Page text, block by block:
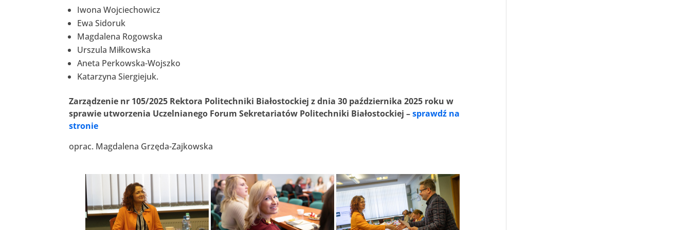
Iwona Wojciechowicz
Ewa Sidoruk
Magdalena Rogowska
Urszula Miłkowska
Aneta Perkowska-Wojszko
Katarzyna Siergiejuk.
Zarządzenie nr 105/2025 Rektora Politechniki Białostockiej z dnia 30 października 2025 roku w
sprawie utworzenia Uczelnianego Forum Sekretariatów Politechniki Białostockiej –sprawdź na
stronie
oprac. Magdalena Grzęda-Zajkowska